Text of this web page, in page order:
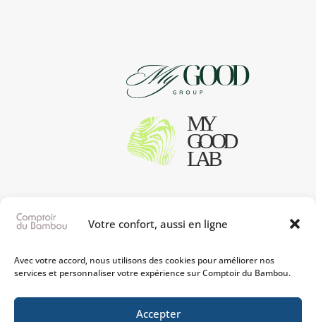
Votre confort, aussi en ligne
Avec votre accord, nous utilisons des cookies pour améliorer nos
services et personnaliser votre expérience sur Comptoir du Bambou.
Accepter